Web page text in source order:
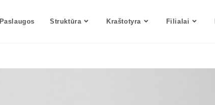
Paslaugos Struktūra Kraštotyra Filialai